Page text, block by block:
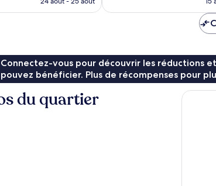
Connectez-vous pour découvrir les réductions
pouvez bénéficier. Plus de récompenses pour
du quartier